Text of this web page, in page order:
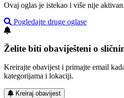
Ovaj oglas je istekao i više nije aktivan.
Pogledajte druge oglase
Želite biti obaviješteni o
Kreirajte obavijest i primajte email
kategorijama i lokaciji.
Kreiraj obavijest